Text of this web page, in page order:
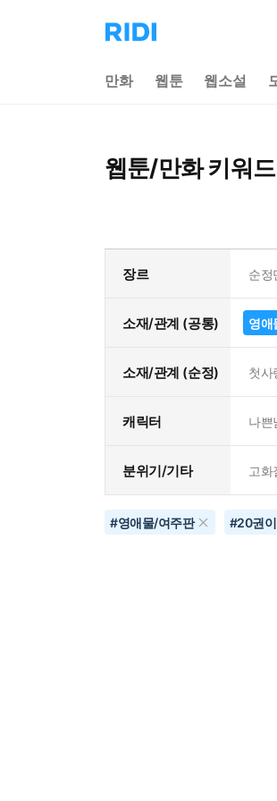
리
디
으
만화 웹툰 웹소설
웹툰/만화 키워
장르 순정
소재/관계 (공통) 영애
소재/관계 (순정) 첫사
캐릭터 나쁜
분위기/기타 고화
#영애물/여주판 #20권